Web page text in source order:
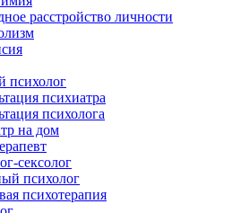
расстройство личности
психолог
психиатра
психолога
на дом
сексолог
психолог
психотерапия